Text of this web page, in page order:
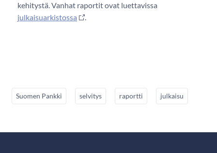
kehitystä. Vanhat raportit ovat luettavissa
julkaisuarkistossa
.
Suomen Pankki selvitys raportti julkaisu